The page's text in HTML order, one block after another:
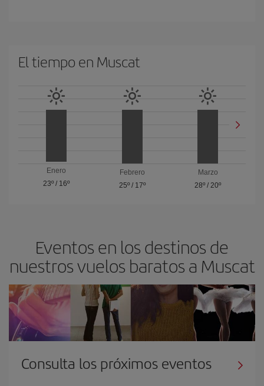
El tiempo en Muscat
Enero
23º/ 16º
Febrero
25º/ 17º
Marzo
28º /20º
Eventos en los destinos de
nuestros vuelos baratos a Muscat
Consulta los próximos eventos